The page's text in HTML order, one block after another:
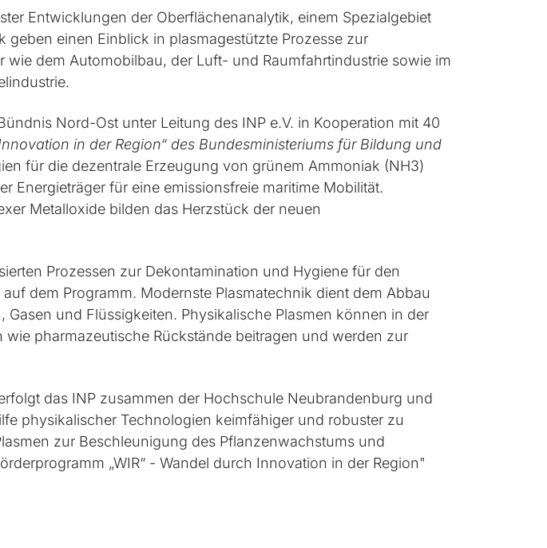
Entwicklungen der Oberflächenanalytik, einem Spezialgebiet
einen Einblick in plasmagestützte Prozesse zur
dem Automobilbau, der Luft- und Raumfahrtindustrie sowie im
Nord-Ost unter Leitung des INP e.V. in Kooperation mit 40
in der Region“ des Bundesministeriums für Bildung und
für die dezentrale Erzeugung von grünem Ammoniak (NH3)
Energieträger für eine emissionsfreie maritime Mobilität.
Metalloxide bilden das Herzstück der neuen
Prozessen zur Dekontamination und Hygiene für den
dem Programm. Modernste Plasmatechnik dient dem Abbau
und Flüssigkeiten. Physikalische Plasmen können in der
pharmazeutische Rückstände beitragen und werden zur
das INP zusammen der Hochschule Neubrandenburg und
physikalischer Technologien keimfähiger und robuster zu
zur Beschleunigung des Pflanzenwachstums und
„WIR“ - Wandel durch Innovation in der Region"